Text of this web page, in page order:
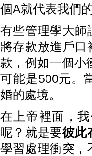
個A就代表我們
有些管理學大師
將存款放進戶口
款，例如一個小
可能是500元。
婚的處境。
在上帝裡面，
呢？就是要彼此
學習處理衝突，